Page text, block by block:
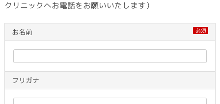
クリニックへお電話をお願いいたします）
お名前 必須
フリガナ